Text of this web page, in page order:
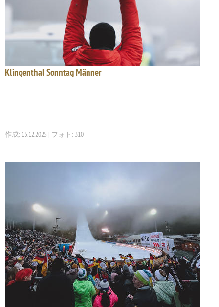
Klingenthal Sonntag Männer
作成: 15.12.2025 | フォト: 310